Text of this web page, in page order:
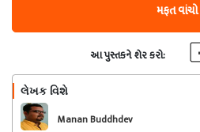
મફત વાંચો
આ પુસ્તકને શેર કરો:
લેખક વિશે
Manan Buddhdev